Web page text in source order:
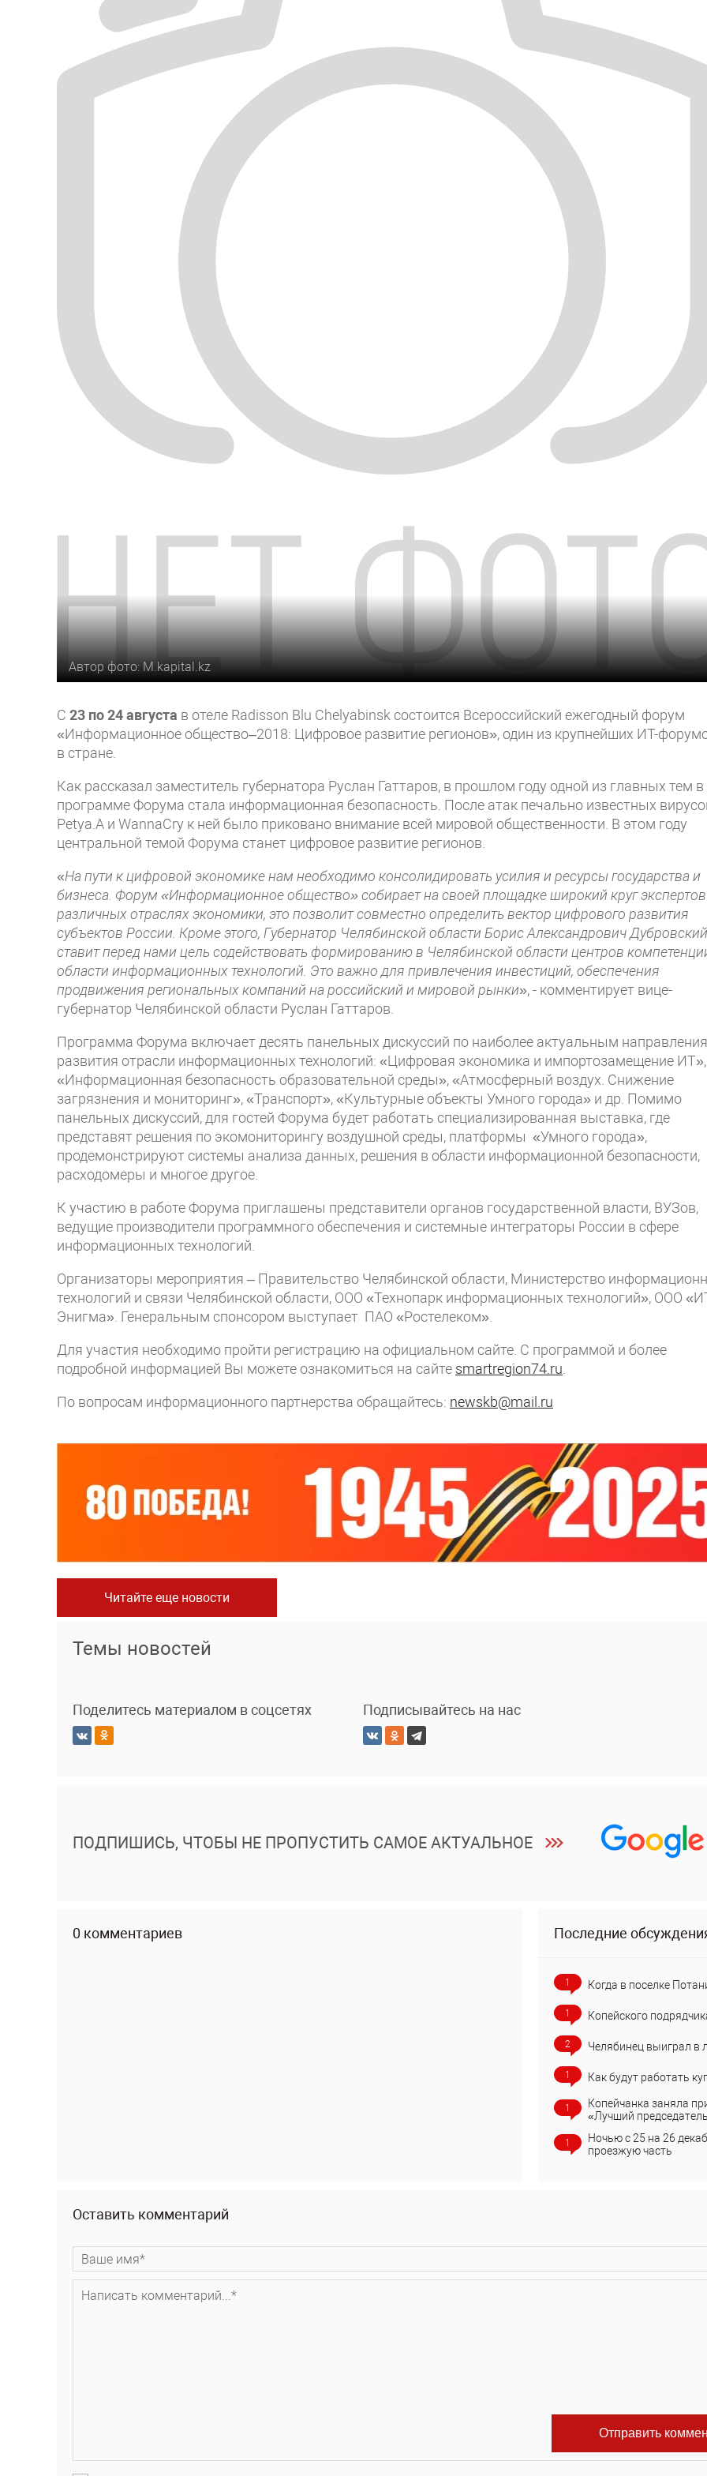
Автор фото: M.kapital.kz
С 23 по 24 августа в отеле Radisson Blu Chelyabinsk состоится Всероссийский ежегодный форум
«Информационное общество–2018: Цифровое развитие регионов», один из крупнейших ИТ-
в стране.
Как рассказал заместитель губернатора Руслан Гаттаров, в прошлом году одной из главных тем в
программе Форума стала информационная безопасность. После атак печально известных
Petya.А и WannaCry к ней было приковано внимание всей мировой общественности. В этом году
центральной темой Форума станет цифровое развитие регионов.
«На пути к цифровой экономике нам необходимо консолидировать усилия и ресурсы государства и
бизнеса. Форум «Информационное общество» собирает на своей площадке широкий круг
различных отраслях экономики, это позволит совместно определить вектор цифрового развития
субъектов России. Кроме этого, Губернатор Челябинской области Борис Александрович Дубровский
ставит перед нами цель содействовать формированию в Челябинской области центров
области информационных технологий. Это важно для привлечения инвестиций, обеспечения
продвижения региональных компаний на российский и мировой рынки», - комментирует вице-
губернатор Челябинской области Руслан Гаттаров.
Программа Форума включает десять панельных дискуссий по наиболее актуальным
развития отрасли информационных технологий: «Цифровая экономика и импортозамещение ИТ»,
«Информационная безопасность образовательной среды», «Атмосферный воздух. Снижение
загрязнения и мониторинг», «Транспорт», «Культурные объекты Умного города» и др. Помимо
панельных дискуссий, для гостей Форума будет работать специализированная выставка, где
представят решения по экомониторингу воздушной среды, платформы «Умного города»,
продемонстрируют системы анализа данных, решения в области информационной безопасности,
расходомеры и многое другое.
К участию в работе Форума приглашены представители органов государственной власти, ВУЗов,
ведущие производители программного обеспечения и системные интеграторы России в сфере
информационных технологий.
Организаторы мероприятия – Правительство Челябинской области, Министерство
технологий и связи Челябинской области, ООО «Технопарк информационных технологий», ООО
Энигма». Генеральным спонсором выступает ПАО «Ростелеком».
Для участия необходимо пройти регистрацию на официальном сайте. С программой и более
подробной информацией Вы можете ознакомиться на сайте smartregion74.ru.
По вопросам информационного партнерства обращайтесь: newskb@mail.ru
Читайте еще новости
Темы новостей
Поделитесь материалом в соцсетях Подписывайтесь на нас
ПОДПИШИСЬ, ЧТОБЫ НЕ ПРОПУСТИТЬ САМОЕ АКТУАЛЬНОЕ
0 комментариев Последние
1 Когда в поселке
1 Копейского
2 Челябинец выиграл в
1 Как будут работать
1
Копейчанка заняла
«Лучший
1
Ночью с 25 на 26
проезжую часть
Оставить комментарий